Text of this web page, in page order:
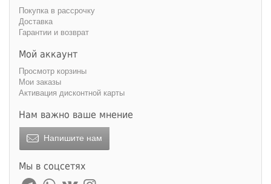
Покупка в рассрочку
Доставка
Гарантии и возврат
Мой аккаунт
Просмотр корзины
Мои заказы
Активация дисконтной карты
Нам важно ваше мнение
Напишите нам
Мы в соцсетях